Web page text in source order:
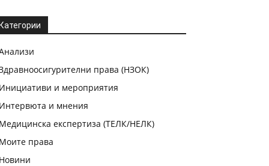
права (НЗОК)
и мероприятия
и мнения
експертиза (ТЕЛК/НЕЛК)
права